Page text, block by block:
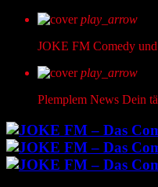
play_arrow
JOKE FM Comedy
play_arrow
Plemplem News Dein